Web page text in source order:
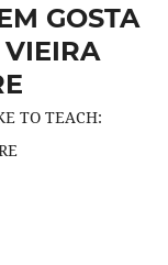
GOSTA
VIEIRA
TO TEACH: